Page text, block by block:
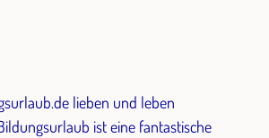
lieben und leben
ist eine fantastische